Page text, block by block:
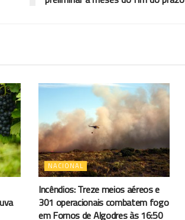
NACIONAL
Incêndios: Treze meios aéreos e
301 operacionais combatem fogo
em Fornos de Algodres às 16:50